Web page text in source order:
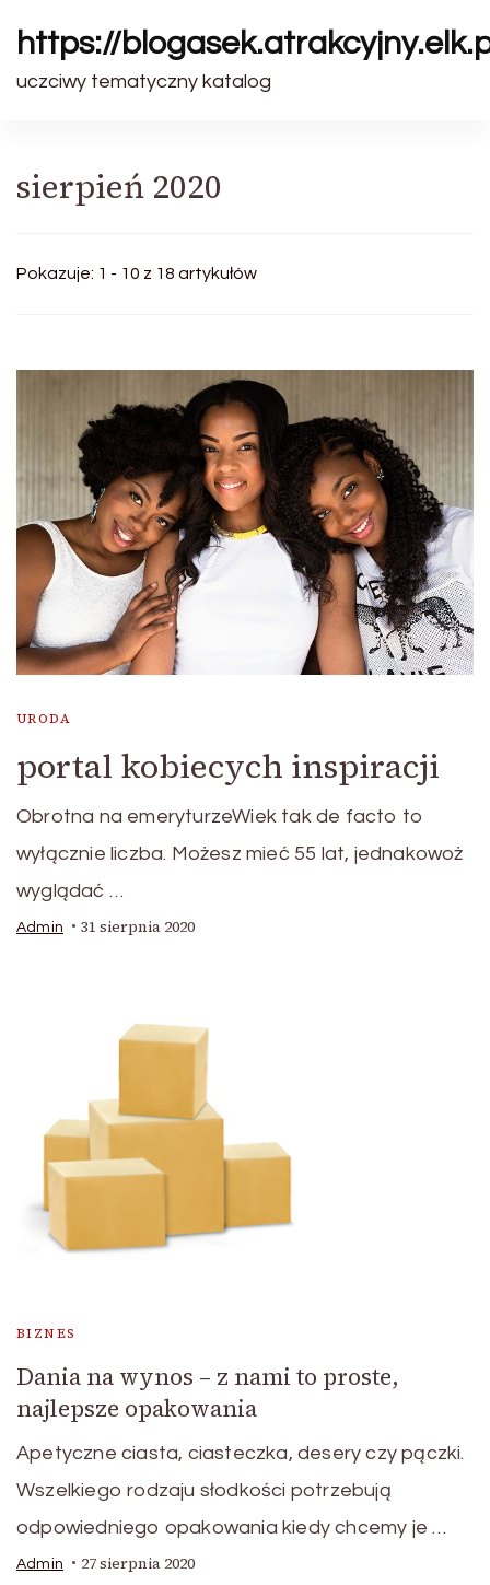
https://
uczciwy tematyczny katalog
sierpień 2020
Pokazuje: 1 - 10 z 18 artykułów
URODA
portal kobiecych inspiracji
Obrotna na emeryturzeWiek tak de facto to
wyłącznie liczba. Możesz mieć 55 lat, jednakowoż
wyglądać …
Admin 31 sierpnia 2020
BIZNES
Dania na wynos – z nami to proste,
najlepsze opakowania
Apetyczne ciasta, ciasteczka, desery czy pączki.
Wszelkiego rodzaju słodkości potrzebują
odpowiedniego opakowania kiedy chcemy je …
Admin 27 sierpnia 2020